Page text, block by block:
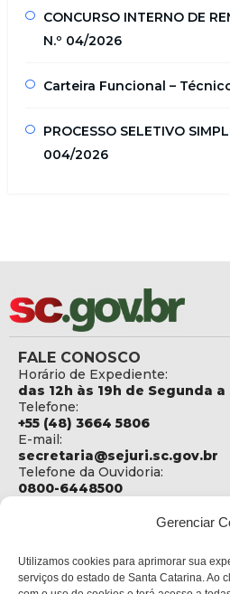
Gerenciar
Utilizamos cookies para aprimorar sua
serviços do estado de Santa Catarina. Ao
CONCURSO INTERNO DE
N.º 04/2026
Carteira Funcional –
PROCESSO SELETIVO
004/2026
FALE CONOSCO
Horário de Expediente:
das 12h às 19h de Segunda a
Telefone:
+55 (48) 3664 5806
E-mail:
secretaria@sejuri.sc.gov.br
Telefone da Ouvidoria:
0800-6448500
Social
Rua Fúlvio Aducci, 1214 - Loja